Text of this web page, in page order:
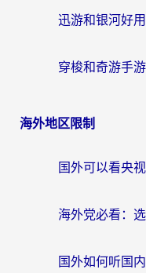
海外地区限制